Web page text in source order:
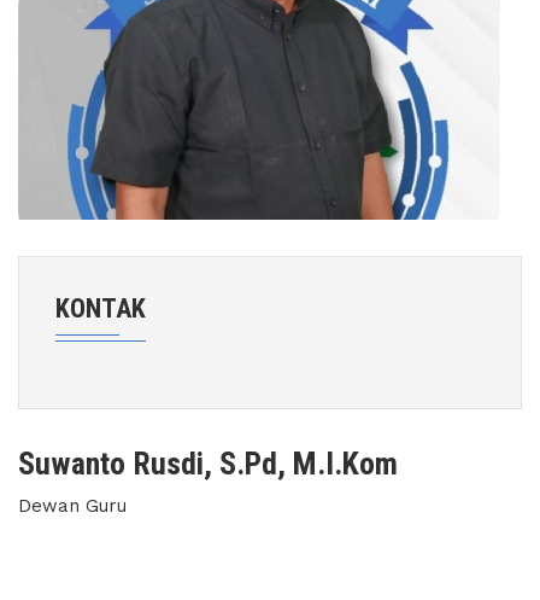
KONTAK
Suwanto Rusdi, S.Pd, M.I.Kom
Dewan Guru